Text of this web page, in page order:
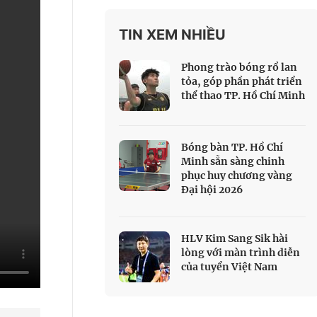
TIN XEM NHIỀU
Phong trào bóng rổ lan
tỏa, góp phần phát triển
thể thao TP. Hồ Chí Minh
Bóng bàn TP. Hồ Chí
Minh sẵn sàng chinh
phục huy chương vàng
Đại hội 2026
HLV Kim Sang Sik hài
lòng với màn trình diễn
của tuyển Việt Nam